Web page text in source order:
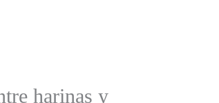
harinas y